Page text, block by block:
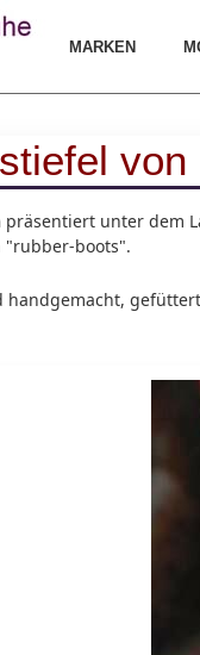
MARKEN
präsentiert unter dem
"rubber-boots".
handgemacht,